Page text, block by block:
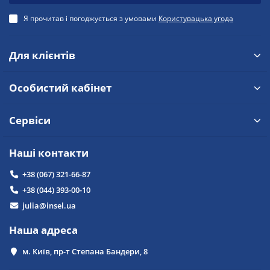
Я прочитав і погоджується з умовами Користувацька угода
Для клієнтів
Особистий кабінет
Сервіси
Наші контакти
+38 (067) 321-66-87
+38 (044) 393-00-10
julia@insel.ua
Наша адреса
м. Київ, пр-т Степана Бандери, 8